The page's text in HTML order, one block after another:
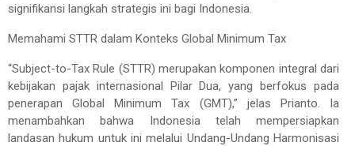
signifikansi langkah strategis ini bagi Indonesia.
Memahami STTR dalam Konteks Global Minimum Tax
“Subject-to-Tax Rule (STTR) merupakan komponen integral dari
kebijakan pajak internasional Pilar Dua, yang berfokus pada
penerapan Global Minimum Tax (GMT),” jelas Prianto. Ia
menambahkan bahwa Indonesia telah mempersiapkan
landasan hukum untuk ini melalui Undang-Undang Harmonisasi